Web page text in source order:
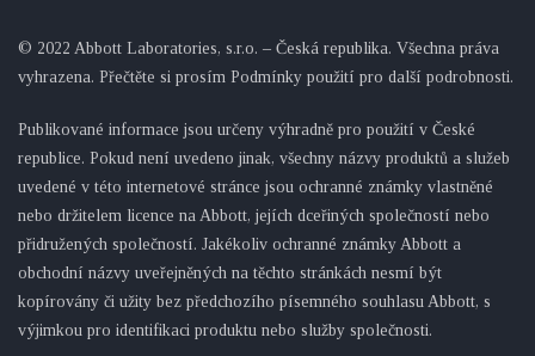
© 2022 Abbott Laboratories, s.r.o. – Česká republika. Všechna práva
vyhrazena. Přečtěte si prosím Podmínky použití pro další podrobnosti.
Publikované informace jsou určeny výhradně pro použití v České
republice. Pokud není uvedeno jinak, všechny názvy produktů a služeb
uvedené v této internetové stránce jsou ochranné známky vlastněné
nebo držitelem licence na Abbott, jejích dceřiných společností nebo
přidružených společností. Jakékoliv ochranné známky Abbott a
obchodní názvy uveřejněných na těchto stránkách nesmí být
kopírovány či užity bez předchozího písemného souhlasu Abbott, s
výjimkou pro identifikaci produktu nebo služby společnosti.